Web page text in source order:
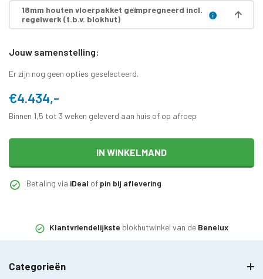
18mm houten vloerpakket geïmpregneerd incl.
regelwerk (t.b.v. blokhut)
Jouw samenstelling:
Er zijn nog geen opties geselecteerd.
€4.434,-
Binnen 1,5 tot 3 weken geleverd aan huis of op afroep
IN WINKELMAND
Betaling via iDeal of pin bij aflevering
Klantvriendelijkste blokhutwinkel van de Benelux
Categorieën